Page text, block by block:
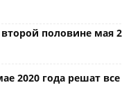
половине мая
2020 года решат